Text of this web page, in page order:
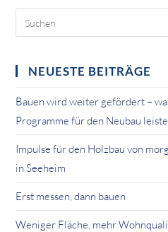
NEUESTE BEITRÄGE
Bauen wird weiter gefördert –
Programme für den Neubau
Impulse für den Holzbau von
in Seeheim
Erst messen, dann bauen
Weniger Fläche, mehr